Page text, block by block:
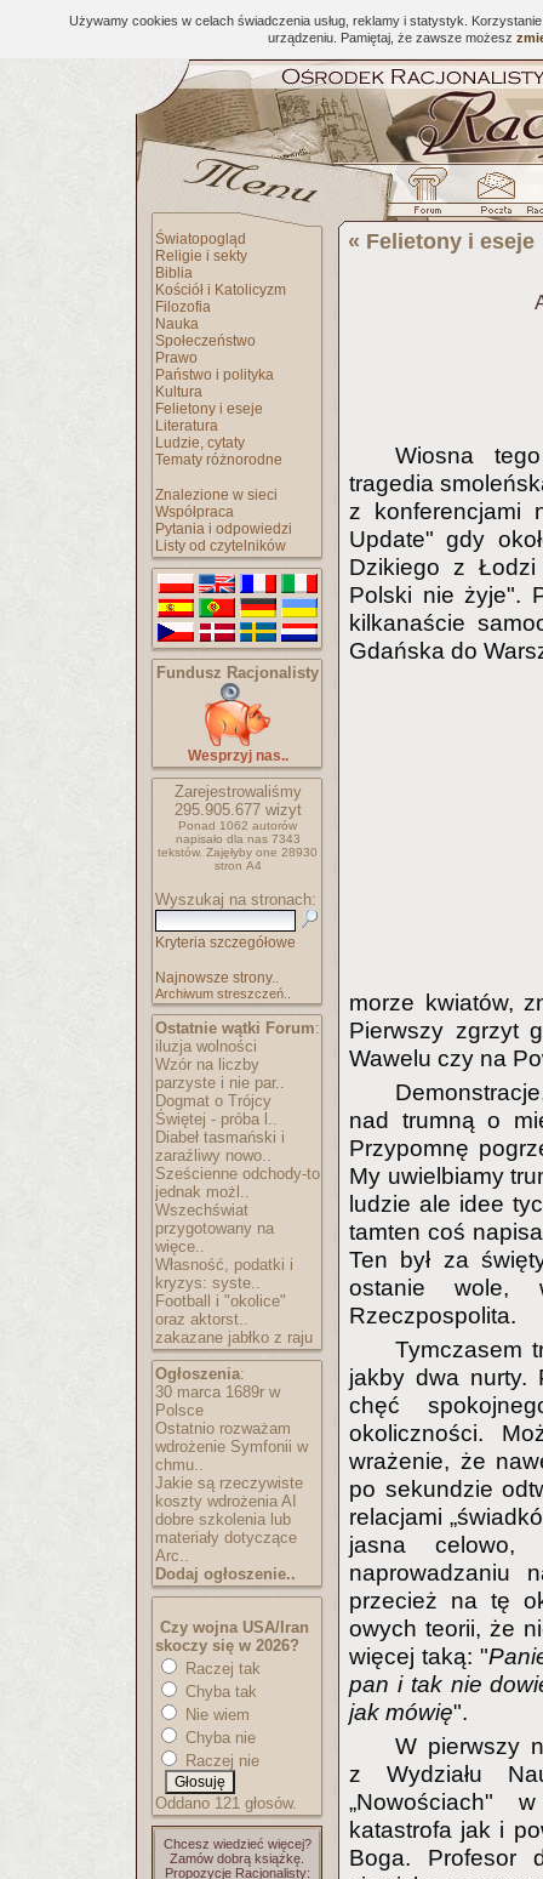
Używamy cookies w celach świadczenia usług, reklamy i statystyk.
urządzeniu. Pamiętaj, że zawsze możesz
Światopogląd
Religie i sekty
Biblia
Kościół i Katolicyzm
Filozofia
Nauka
Społeczeństwo
Prawo
Państwo i polityka
Kultura
Felietony i eseje
Literatura
Ludzie, cytaty
Tematy różnorodne
Znalezione w sieci
Współpraca
Pytania i odpowiedzi
Listy od czytelników
Fundusz Racjonalisty
Wesprzyj nas..
Zarejestrowaliśmy
295.905.677wizyt
Ponad 1062 autorów
napisało dla nas 7343
tekstów. Zajęłyby one 28930
stron A4
Wyszukaj na stronach:
Kryteria szczegółowe
Najnowsze strony..
Archiwum streszczeń..
Ostatnie wątki Forum:
iluzja wolności
Wzór na liczby
parzyste i nie par..
Dogmat o Trójcy
Świętej - próba l..
Diabeł tasmański i
zaraźliwy nowo..
Sześcienne odchody-to
jednak możl..
Wszechświat
przygotowany na
więce..
Własność, podatki i
kryzys: syste..
Football i "okolice"
oraz aktorst..
zakazane jabłko z raju
Ogłoszenia:
30 marca 1689r w
Polsce
Ostatnio rozważam
wdrożenie Symfonii w
chmu..
Jakie są rzeczywiste
koszty wdrożenia AI
dobre szkolenia lub
materiały dotyczące
Arc..
Dodaj ogłoszenie..
Czy wojna USA/Iran
skoczy się w 2026?
Raczej tak
Chyba tak
Nie wiem
Chyba nie
Raczej nie
Oddano 121 głosów.
Chcesz wiedzieć więcej?
Zamów dobrą książkę.
Propozycje Racjonalisty:
« Felietony i eseje
Wiosna
tragedia
z konferencjami
Update" gdy
Dzikiego z Łodzi
Polski nie żyje".
kilkanaście
Gdańska do
morze kwiatów,
Pierwszy zgrzyt
Wawelu czy na
nad trumną o
Przypomnę
My uwielbiamy
ludzie ale idee
tamten coś
Ten był za
ostanie wole,
Rzeczpospolita.
Tymczasem
jakby dwa nurty.
chęć
okoliczności.
wrażenie, że
po sekundzie
relacjami
jasna celowo,
naprowadzaniu
przecież na tę
owych teorii, że
więcej taką: "
pan i tak nie
jak mówię".
W pierwszy
z Wydziału
„Nowościach"
katastrofa jak i
Boga. Profesor